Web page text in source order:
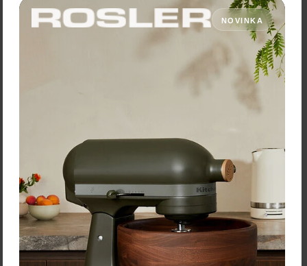
173,30 €
Zľava:-4,00 €
Vložiť do košíka
NOVINKA